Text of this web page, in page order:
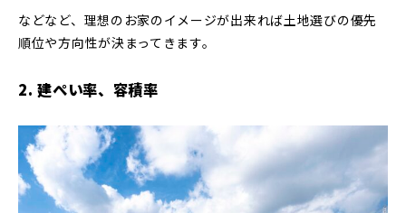
などなど、理想のお家のイメージが出来れば土地選びの優先
順位や方向性が決まってきます。
2. 建ぺい率、容積率